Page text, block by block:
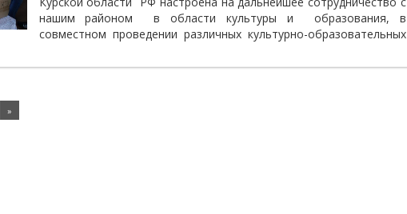
нашим районом в области культуры и образования, в
совместном проведении различных культурно-образовательных
»